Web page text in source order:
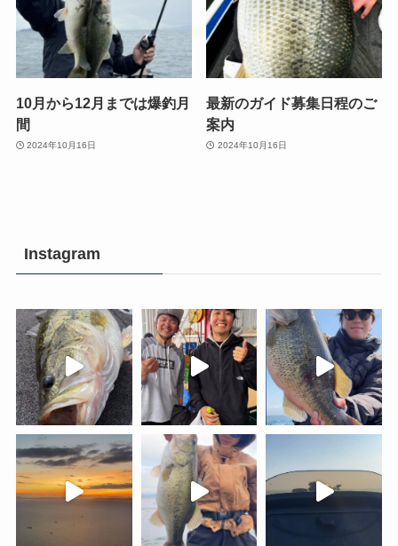
10月から12月までは爆釣月
間
2024年10月16日
最新のガイド募集日程のご
案内
2024年10月16日
Instagram